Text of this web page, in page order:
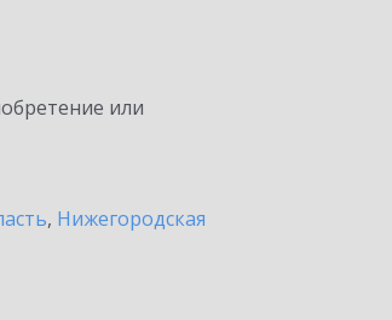
или
, Нижегородская